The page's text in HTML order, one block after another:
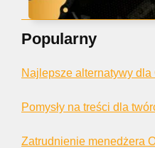
Popularny
Najlepsze alternatywy dla
Pomysły na treści dla
Zatrudnienie menedżera